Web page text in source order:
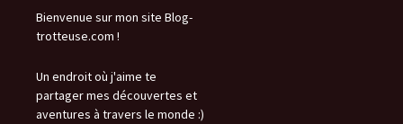
Bienvenue sur mon site Blog-
trotteuse.com !
Un endroit où j'aime te
partager mes découvertes et
aventures à travers le monde :)